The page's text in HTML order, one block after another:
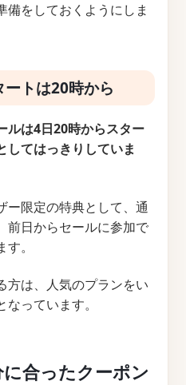
備をしておくようにしま
トは20時から
ルは4日20時からスター
してはっきりしていま
ー限定の特典として、通
前日からセールに参加で
。
方は、人気のプランをい
っています。